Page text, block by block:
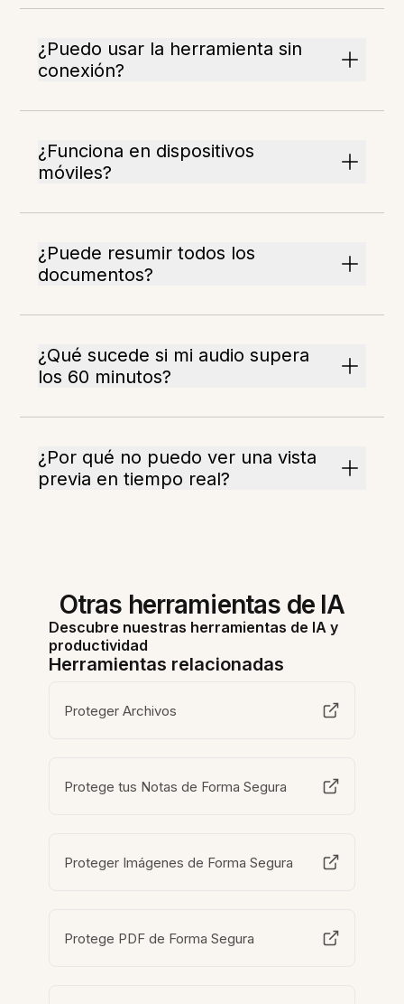
¿Puedo usar la herramienta sin
conexión?
¿Funciona en dispositivos
móviles?
¿Puede resumir todos los
documentos?
¿Qué sucede si mi audio supera
los 60 minutos?
¿Por qué no puedo ver una vista
previa en tiempo real?
Otras herramientas de IA
Descubre nuestras herramientas de IA y
productividad
Herramientas relacionadas
Proteger Archivos
Protege tus Notas de Forma Segura
Proteger Imágenes de Forma Segura
Protege PDF de Forma Segura